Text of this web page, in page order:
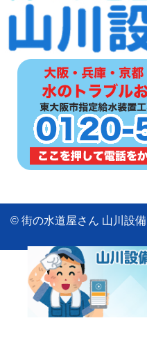
© 街の水道屋さん 山川設備